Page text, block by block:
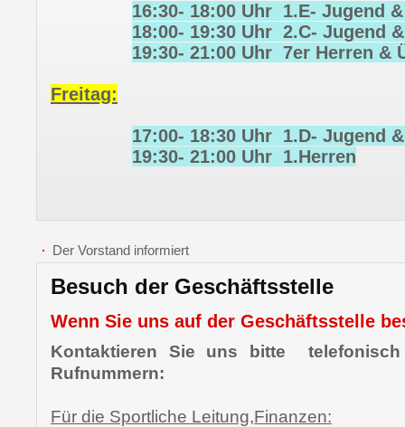
16:30- 18:00 Uhr 1.E- Jugend
18:00- 19:30 Uhr 2.C- Jugend
19:30- 21:00 Uhr 7er Herren &
Freitag:
17:00- 18:30 Uhr 1.D- Jugend
19:30- 21:00 Uhr 1.Herren
Der Vorstand informiert
Besuch der Geschäftsstelle
Wenn Sie uns auf der Geschäftsstelle
Kontaktieren Sie uns bitte telefonisch
Rufnummern:
Für die Sportliche Leitung,Finanzen: